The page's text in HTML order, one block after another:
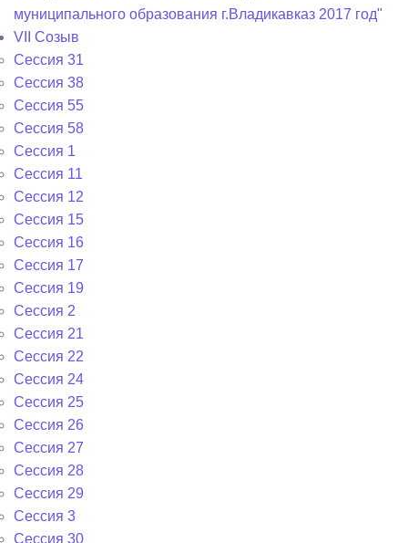
муниципального образования г.Владикавказ 2017 год"
VII Созыв
Сессия 31
Сессия 38
Сессия 55
Сессия 58
Сессия 1
Сессия 11
Сессия 12
Сессия 15
Сессия 16
Сессия 17
Сессия 19
Сессия 2
Сессия 21
Сессия 22
Сессия 24
Сессия 25
Сессия 26
Сессия 27
Сессия 28
Сессия 29
Сессия 3
Сессия 30